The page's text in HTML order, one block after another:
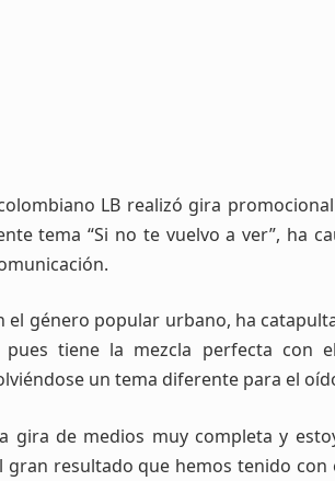
LB realizó gira
tema “Si no te vuelvo a ver”, ha
el género popular urbano, ha
pues tiene la mezcla perfecta con
un tema diferente para el
gira de medios muy completa y
gran resultado que hemos tenido